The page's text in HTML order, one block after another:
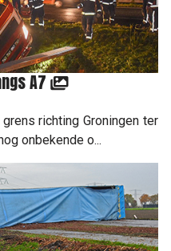
A7
richting Groningen ter
onbekende o...